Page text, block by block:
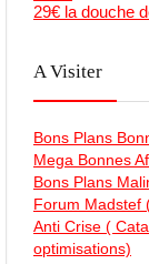
29€ la douche
A Visiter
Bons Plans
Mega Bonnes
Bons Plans
Forum Madstef
Anti Crise (
optimisations)